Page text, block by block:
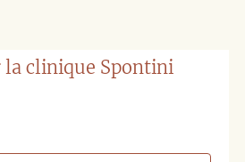
la clinique Spontini